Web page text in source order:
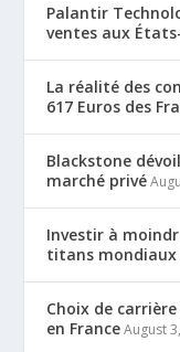
Palantir
ventes aux
La réalité des
617 Euros des
Blackstone
marché privé
Investir à
titans mondiaux
Choix de
en France August